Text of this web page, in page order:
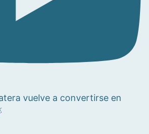
vuelve a convertirse en